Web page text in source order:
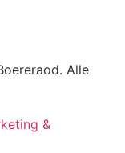
Alle
&